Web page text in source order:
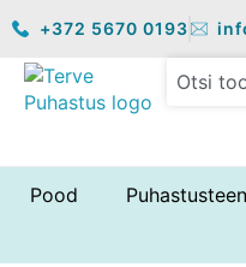
to
content
+372 5670 0193
Pood